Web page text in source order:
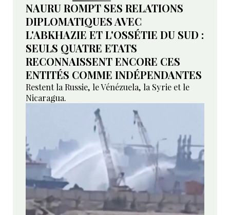
NAURU ROMPT SES RELATIONS
DIPLOMATIQUES AVEC
L'ABKHAZIE ET L'OSSÉTIE DU SUD :
SEULS QUATRE ETATS
RECONNAISSENT ENCORE CES
ENTITÉS COMME INDÉPENDANTES
Restent la Russie, le Vénézuela, la Syrie et le
Nicaragua.